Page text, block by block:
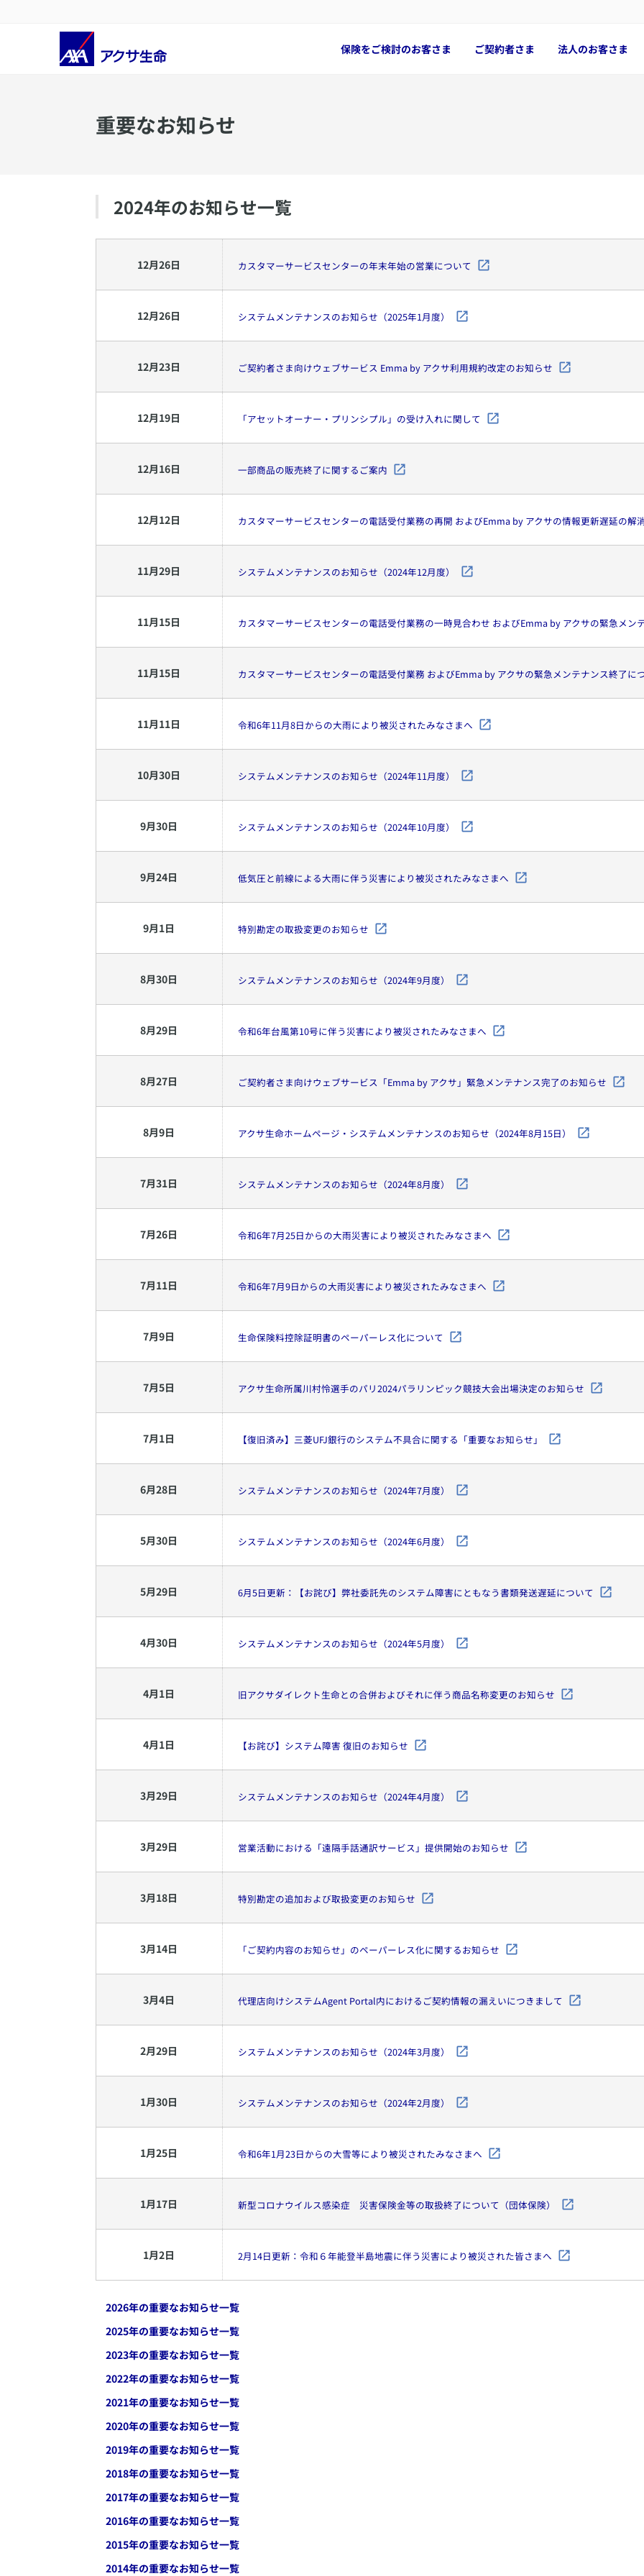
保険をご検討のお客さま ご契約者さま 法人のお客さま
重要なお知らせ
2024年のお知らせ一覧
12月26日 カスタマーサービスセンターの年末年始の営業について
12月26日 システムメンテナンスのお知らせ（2025年1月度）
12月23日 ご契約者さま向けウェブサービス Emma by アクサ利用規約改定のお知らせ
12月19日 「アセットオーナー・プリンシプル」の受け入れに関して
12月16日 一部商品の販売終了に関するご案内
12月12日 カスタマーサービスセンターの電話受付業務の再開 およびEmma by アクサの情報更新遅延の解
11月29日 システムメンテナンスのお知らせ（2024年12月度）
11月15日 カスタマーサービスセンターの電話受付業務の一時見合わせ およびEmma by アクサの緊急メン
11月15日 カスタマーサービスセンターの電話受付業務 およびEmma by アクサの緊急メンテナンス終了に
11月11日 令和6年11月8日からの大雨により被災されたみなさまへ
10月30日 システムメンテナンスのお知らせ（2024年11月度）
9月30日 システムメンテナンスのお知らせ（2024年10月度）
9月24日 低気圧と前線による大雨に伴う災害により被災されたみなさまへ
9月1日 特別勘定の取扱変更のお知らせ
8月30日 システムメンテナンスのお知らせ（2024年9月度）
8月29日 令和6年台風第10号に伴う災害により被災されたみなさまへ
8月27日 ご契約者さま向けウェブサービス「Emma by アクサ」緊急メンテナンス完了のお知らせ
8月9日 アクサ生命ホームページ・システムメンテナンスのお知らせ（2024年8月15日）
7月31日 システムメンテナンスのお知らせ（2024年8月度）
7月26日 令和6年7月25日からの大雨災害により被災されたみなさまへ
7月11日 令和6年7月9日からの大雨災害により被災されたみなさまへ
7月9日 生命保険料控除証明書のペーパーレス化について
7月5日 アクサ生命所属川村怜選手のパリ2024パラリンピック競技大会出場決定のお知らせ
7月1日 【復旧済み】三菱UFJ銀行のシステム不具合に関する「重要なお知らせ」
6月28日 システムメンテナンスのお知らせ（2024年7月度）
5月30日 システムメンテナンスのお知らせ（2024年6月度）
5月29日 6月5日更新：【お詫び】弊社委託先のシステム障害にともなう書類発送遅延について
4月30日 システムメンテナンスのお知らせ（2024年5月度）
4月1日 旧アクサダイレクト生命との合併およびそれに伴う商品名称変更のお知らせ
4月1日 【お詫び】システム障害 復旧のお知らせ
3月29日 システムメンテナンスのお知らせ（2024年4月度）
3月29日 営業活動における「遠隔手話通訳サービス」提供開始のお知らせ
3月18日 特別勘定の追加および取扱変更のお知らせ
3月14日 「ご契約内容のお知らせ」のペーパーレス化に関するお知らせ
3月4日 代理店向けシステムAgent Portal内におけるご契約情報の漏えいにつきまして
2月29日 システムメンテナンスのお知らせ（2024年3月度）
1月30日 システムメンテナンスのお知らせ（2024年2月度）
1月25日 令和6年1月23日からの大雪等により被災されたみなさまへ
1月17日 新型コロナウイルス感染症 災害保険金等の取扱終了について（団体保険）
1月2日 2月14日更新：令和６年能登半島地震に伴う災害により被災された皆さまへ
2026年の重要なお知らせ一覧
2025年の重要なお知らせ一覧
2023年の重要なお知らせ一覧
2022年の重要なお知らせ一覧
2021年の重要なお知らせ一覧
2020年の重要なお知らせ一覧
2019年の重要なお知らせ一覧
2018年の重要なお知らせ一覧
2017年の重要なお知らせ一覧
2016年の重要なお知らせ一覧
2015年の重要なお知らせ一覧
2014年の重要なお知らせ一覧